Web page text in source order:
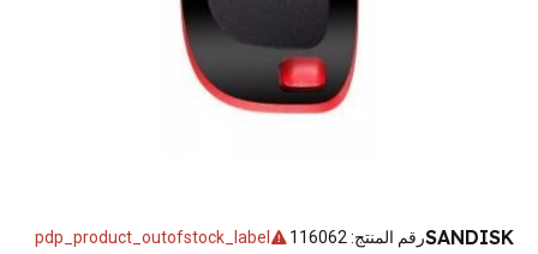
SANDISKرقم المنتج:
116062
pdp_product_outofstock_label